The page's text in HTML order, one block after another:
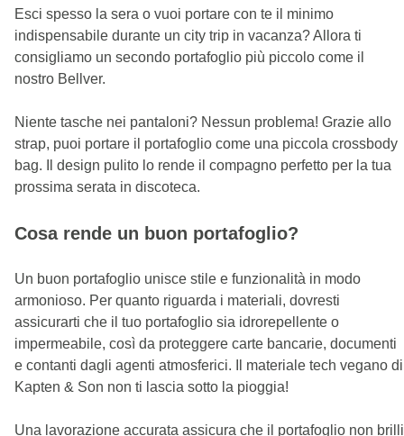
Esci spesso la sera o vuoi portare con te il minimo
indispensabile durante un city trip in vacanza? Allora ti
consigliamo un secondo portafoglio più piccolo come il
nostro Bellver.
Niente tasche nei pantaloni? Nessun problema! Grazie allo
strap, puoi portare il portafoglio come una piccola crossbody
bag. Il design pulito lo rende il compagno perfetto per la tua
prossima serata in discoteca.
Cosa rende un buon portafoglio?
Un buon portafoglio unisce stile e funzionalità in modo
armonioso. Per quanto riguarda i materiali, dovresti
assicurarti che il tuo portafoglio sia idrorepellente o
impermeabile, così da proteggere carte bancarie, documenti
e contanti dagli agenti atmosferici. Il materiale tech vegano di
Kapten & Son non ti lascia sotto la pioggia!
Una lavorazione accurata assicura che il portafoglio non brilli